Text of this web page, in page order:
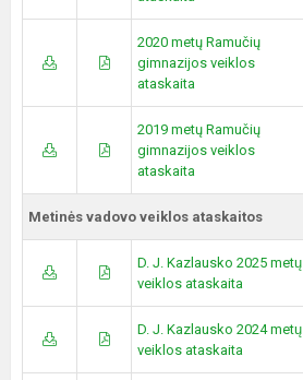
2020 metų Ramučių
gimnazijos veiklos
ataskaita
2019 metų Ramučių
gimnazijos veiklos
ataskaita
Metinės vadovo veiklos ataskaitos
D. J. Kazlausko 2025 metų
veiklos ataskaita
D. J. Kazlausko 2024 metų
veiklos ataskaita